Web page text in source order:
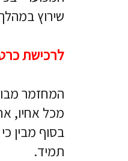
שירוץ
לרכישת
המחזמר
מכל אחיו,
בסוף מבין
תמיד.